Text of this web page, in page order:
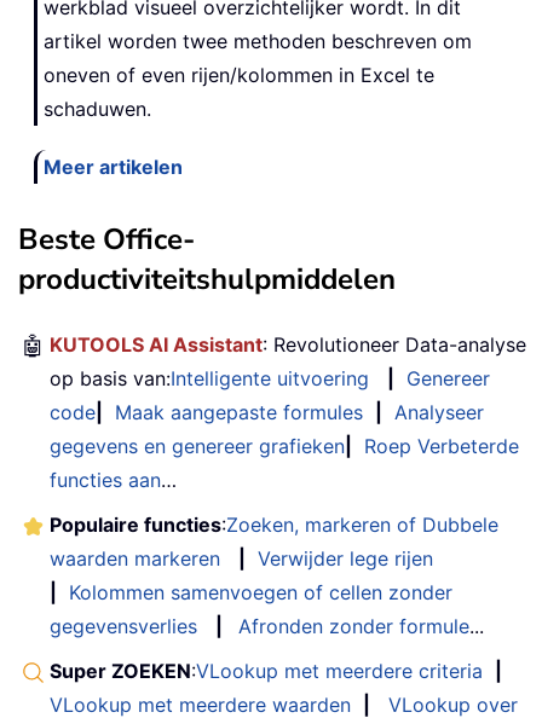
werkblad visueel overzichtelijker wordt. In dit
artikel worden twee methoden beschreven om
oneven of even rijen/kolommen in Excel te
schaduwen.
Meer artikelen
Beste Office-
productiviteitshulpmiddelen
🤖 KUTOOLS AI Assistant: Revolutioneer Data-analyse
op basis van:Intelligente uitvoering
Genereer
code
Maak aangepaste formules
Analyseer
gegevens en genereer grafieken
Roep Verbeterde
functies aan…
Populaire functies:Zoeken, markeren of Dubbele
waarden markeren
Verwijder lege rijen
Kolommen samenvoegen of cellen zonder
gegevensverlies
Afronden zonder formule...
Super ZOEKEN:VLookup met meerdere criteria
VLookup met meerdere waarden
VLookup over